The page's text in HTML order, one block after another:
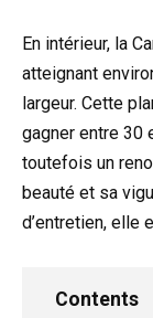
En intérieur, la
atteignant
largeur. Cette
gagner entre 30
toutefois un
beauté et sa
d’entretien, elle
Contents